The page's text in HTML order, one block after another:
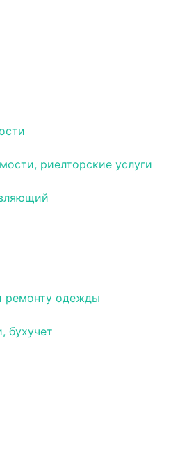
риелторские услуги
ремонту одежды
бухучет